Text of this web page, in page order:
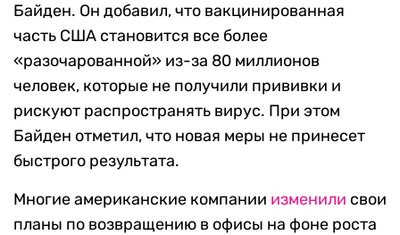
Байден. Он добавил, что вакцинированная
часть США становится все более
«разочарованной» из-за 80 миллионов
человек, которые не получили прививки и
рискуют распространять вирус. При этом
Байден отметил, что новая меры не принесет
быстрого результата.
Многие американские компании изменили свои
планы по возвращению в офисы на фоне роста